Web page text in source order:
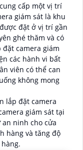
cấp một vị trí
giám sát là khu
đặt ở vị trí gần
ghé thăm và có
camera giám
các hành vi bất
viên có thể can
không mong
lắp đặt camera
giám sát tại
ninh cho cửa
hàng và tăng độ